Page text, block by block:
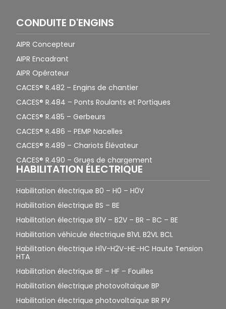
CONDUITE D'ENGINS
AIPR Concepteur
AIPR Encadrant
AIPR Opérateur
CACES® R.482 – Engins de chantier
CACES® R.484 – Ponts Roulants et Portiques
CACES® R.485 – Gerbeurs
CACES® R.486 – PEMP Nacelles
CACES® R.489 – Chariots Élévateur
CACES® R.490 – Grues de chargement
HABILITATION ÉLECTRIQUE
Habilitation électrique B0 – H0 – H0V
Habilitation électrique BS – BE
Habilitation électrique B1V – B2V – BR – BC – BE
Habilitation véhicule électrique B1VL B2VL BCL
Habilitation électrique H1V-H2V-HE-HC Haute Tension
HTA
Habilitation électrique BF – HF – Fouilles
Habilitation électrique photovoltaïque BP
Habilitation électrique photovoltaïque BR PV